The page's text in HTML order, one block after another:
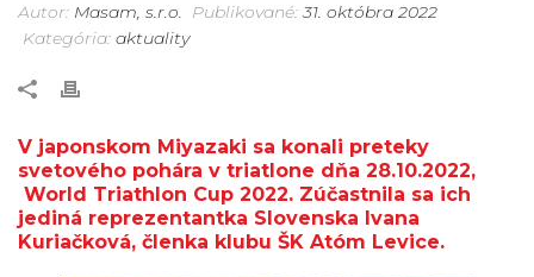
Autor: Masam, s.r.o. Publikované: 31. októbra 2022
Kategória: aktuality
V japonskom Miyazaki sa konali preteky
svetového pohára v triatlone dňa 28.10.2022,
World Triathlon Cup 2022. Zúčastnila sa ich
jediná reprezentantka Slovenska Ivana
Kuriačková, členka klubu ŠK Atóm Levice.